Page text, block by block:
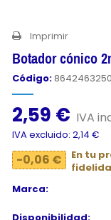
Imprimir
Botador cónico
Código:
2,59 € IVA
IVA excluido: 2,14 €
-0,06 €
En tu
Marca: